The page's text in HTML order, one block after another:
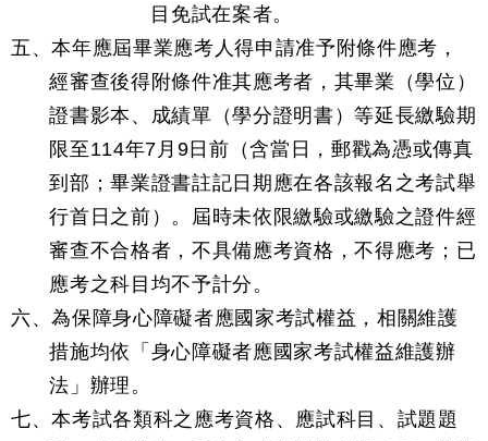
目免試在案者。
五、本年應屆畢業應考人得申請准予附條件應考，
經審查後得附條件准其應考者，其畢業（學位）
證書影本、成績單（學分證明書）等延長繳驗期
限至114年7月9日前（含當日，郵戳為憑或傳真
到部；畢業證書註記日期應在各該報名之考試舉
行首日之前）。屆時未依限繳驗或繳驗之證件經
審查不合格者，不具備應考資格，不得應考；已
應考之科目均不予計分。
六、為保障身心障礙者應國家考試權益，相關維護
措施均依「身心障礙者應國家考試權益維護辦
法」辦理。
七、本考試各類科之應考資格、應試科目、試題題